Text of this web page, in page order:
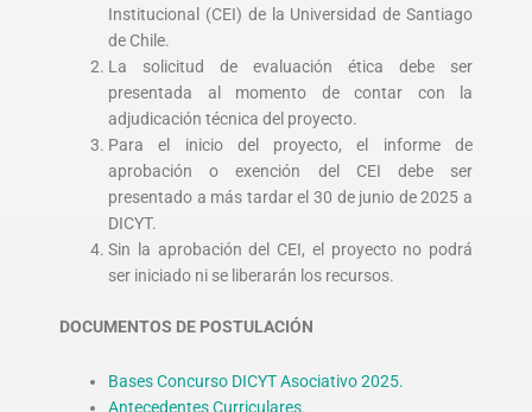
Institucional (CEI) de la Universidad de Santiago
de Chile.
La solicitud de evaluación ética debe ser
presentada al momento de contar con la
adjudicación técnica del proyecto.
Para el inicio del proyecto, el informe de
aprobación o exención del CEI debe ser
presentado a más tardar el 30 de junio de 2025 a
DICYT.
Sin la aprobación del CEI, el proyecto no podrá
ser iniciado ni se liberarán los recursos.
DOCUMENTOS DE POSTULACIÓN
Bases Concurso DICYT Asociativo 2025.
Antecedentes Curriculares.